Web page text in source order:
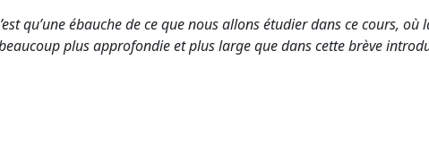
qu’une ébauche de ce que nous allons étudier dans ce cours, où
plus approfondie et plus large que dans cette brève